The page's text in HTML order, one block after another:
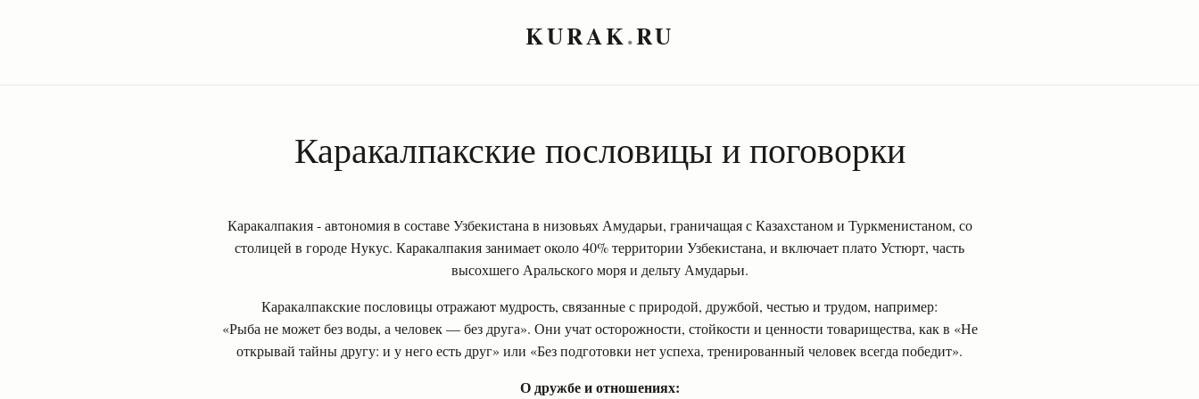
KURAK.RU
Каракалпакские пословицы и поговорки
Каракалпакия - автономия в составе Узбекистана в низовьях Амударьи, граничащая с Казахстаном и Туркменистаном, со
столицей в городе Нукус. Каракалпакия занимает около 40% территории Узбекистана, и включает плато Устюрт, часть
высохшего Аральского моря и дельту Амударьи.
Каракалпакские пословицы отражают мудрость, связанные с природой, дружбой, честью и трудом, например:
«Рыба не может без воды, а человек — без друга». Они учат осторожности, стойкости и ценности товарищества, как в «Не
открывай тайны другу: и у него есть друг» или «Без подготовки нет успеха, тренированный человек всегда победит».
О дружбе и отношениях: